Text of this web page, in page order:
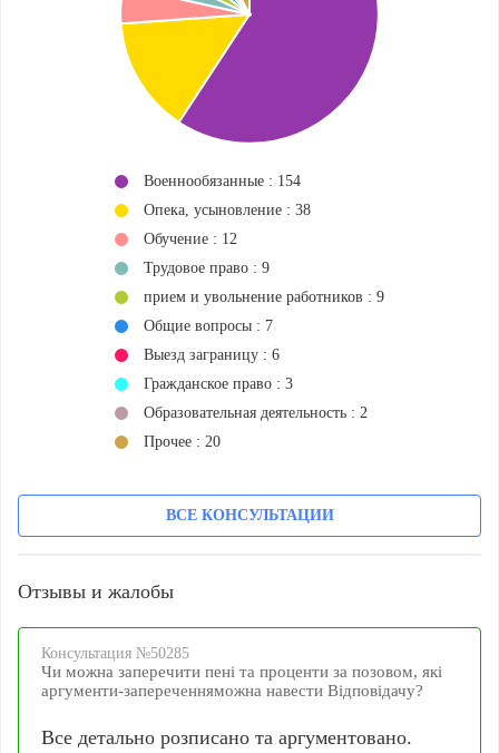
Военнообязанные : 154
Опека, усыновление : 38
Обучение : 12
Трудовое право : 9
прием и увольнение работников : 9
Общие вопросы : 7
Выезд заграницу : 6
Гражданское право : 3
Образовательная деятельность : 2
Прочее : 20
ВСЕ КОНСУЛЬТАЦИИ
Отзывы и жалобы
Консультация №50285
Чи можна заперечити пені та проценти за позовом, які
аргументи-запереченняможна навести Відповідачу?
Все детально розписано та аргументовано.